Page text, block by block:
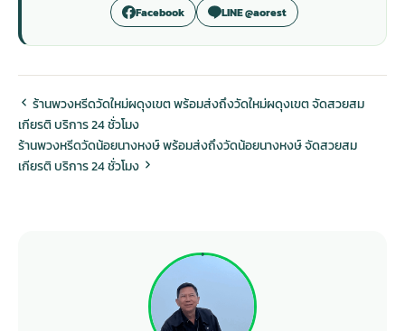
Facebook LINE @aorest
ร้านพวงหรีดวัดใหม่ผดุงเขต พร้อมส่งถึงวัดใหม่ผดุงเขต จัดสวยสม
เกียรติ บริการ 24 ชั่วโมง
ร้านพวงหรีดวัดน้อยนางหงษ์ พร้อมส่งถึงวัดน้อยนางหงษ์ จัดสวยสม
เกียรติ บริการ 24 ชั่วโมง